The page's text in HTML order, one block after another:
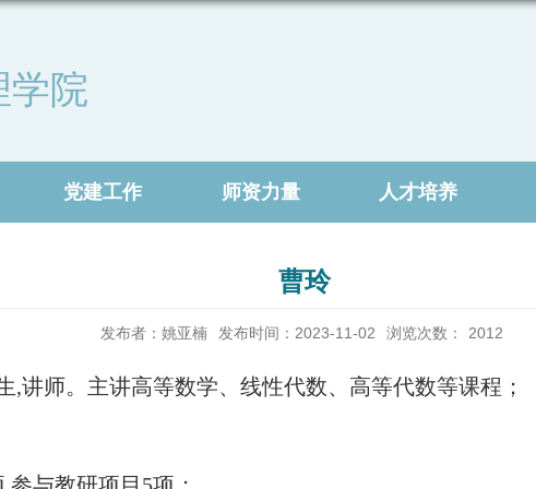
学院
党建工作 师资力量 人才培养
曹玲
发布者：姚亚楠 发布时间：2023-11-02 浏览次数： 2012
,讲师。主讲高等数学、线性代数、高等代数等课程；